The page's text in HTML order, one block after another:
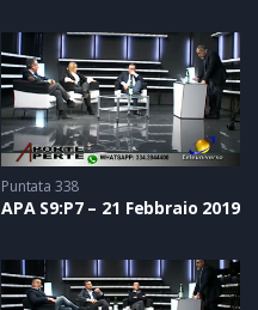
Puntata 338
APA S9:P7 – 21 Febbraio 2019